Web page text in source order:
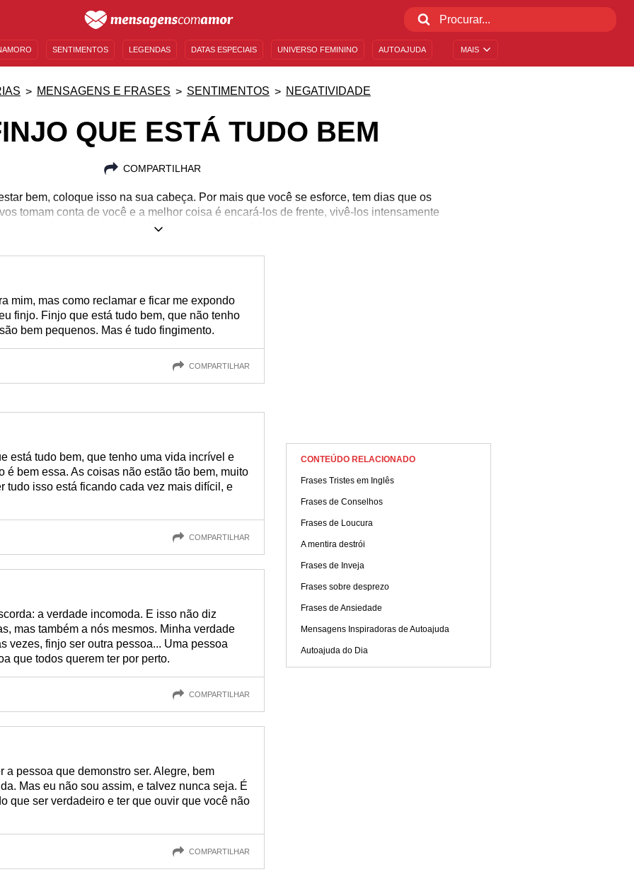
MAIS
SENTIMENTOS LEGENDAS DATAS ESPECIAIS UNIVERSO FEMININO AUTOAJUDA
MENSAGENS E FRASES SENTIMENTOS NEGATIVIDADE
QUE ESTÁ TUDO BEM
COMPARTILHAR
bem, coloque isso na sua cabeça. Por mais que você se esforce, tem dias que os
tomam conta de você e a melhor coisa é encará-los de frente, vivê-los intensamente
extrair deles aprendizados. Não esconda sua realidade emocional.
mim, mas como reclamar e ficar me expondo
finjo. Finjo que está tudo bem, que não tenho
bem pequenos. Mas é tudo fingimento.
COMPARTILHAR
está tudo bem, que tenho uma vida incrível e
é bem essa. As coisas não estão tão bem, muito
tudo isso está ficando cada vez mais difícil, e
COMPARTILHAR
a verdade incomoda. E isso não diz
mas também a nós mesmos. Minha verdade
vezes, finjo ser outra pessoa... Uma pessoa
que todos querem ter por perto.
COMPARTILHAR
a pessoa que demonstro ser. Alegre, bem
Mas eu não sou assim, e talvez nunca seja. É
que ser verdadeiro e ter que ouvir que você não
COMPARTILHAR
CONTEÚDO RELACIONADO
Frases Tristes em Inglês
Frases de Conselhos
Frases de Loucura
A mentira destrói
Frases de Inveja
Frases sobre desprezo
Frases de Ansiedade
Mensagens Inspiradoras de Autoajuda
Autoajuda do Dia